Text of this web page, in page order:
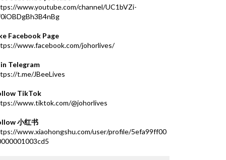
www.youtube.com/channel/UC1bVZi-
Facebook Page
www.facebook.com/johorlives/
Telegram
t.me/JBeeLives
TikTok
www.tiktok.com/@johorlives
小红书
www.xiaohongshu.com/user/profile/5efa99ff00